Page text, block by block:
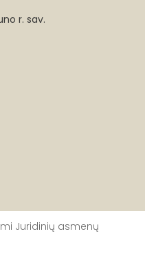
r. sav.
Juridinių asmenų